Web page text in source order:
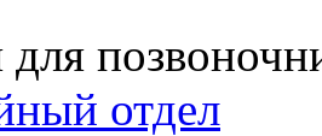
для
отдел